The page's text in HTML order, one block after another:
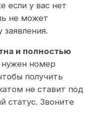
если у вас нет
не может
заявления.
и полностью
номер
получить
не ставит под
статус. Звоните